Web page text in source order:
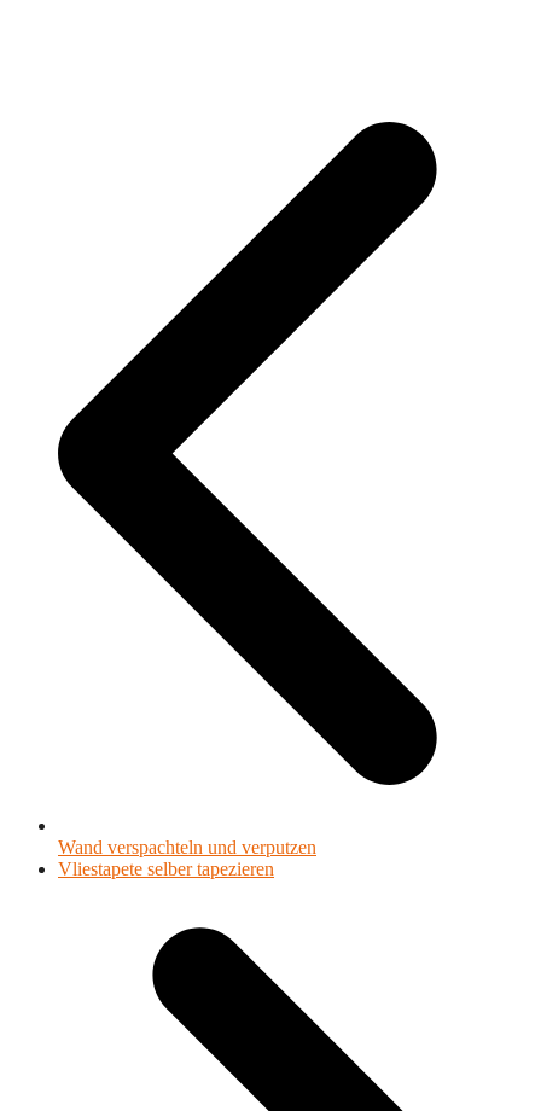
Wand verspachteln und verputzen
Nächster
Vliestapete selber tapezieren